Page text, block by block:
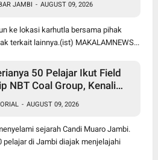
Polri dan BPBD Diperkuat
JAMBI - AUGUST 09, 2026
ke lokasi karhutla bersama pihak
terkait lainnya.(ist) MAKALAMNEWS...
50 Pelajar Ikut Field
NBT Coal Group, Kenali
- AUGUST 09, 2026
sejarah Candi Muaro Jambi.
pelajar di Jambi diajak menjelajahi